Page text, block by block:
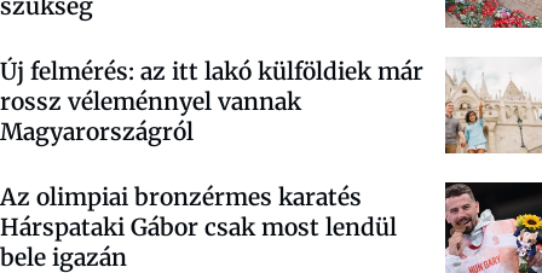
Új felmérés: az itt lakó külföldiek már
rossz véleménnyel vannak
Magyarországról
Az olimpiai bronzérmes karatés
Hárspataki Gábor csak most lendül
bele igazán